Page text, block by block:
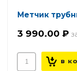
Метчик
3 990.00 ₽